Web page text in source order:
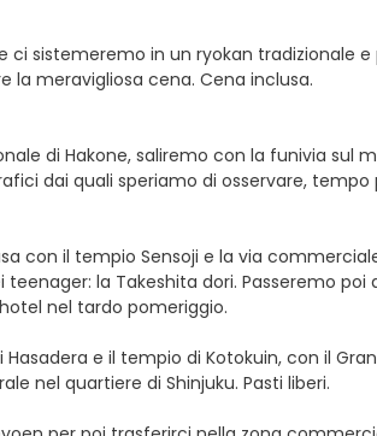
ci sistemeremo in un ryokan tradizionale
la meravigliosa cena. Cena inclusa.
di Hakone, saliremo con la funivia sul
dai quali speriamo di osservare,
con il tempio Sensoji e la via
la Takeshita dori. Passeremo poi
nel tardo pomeriggio.
e il tempio di Kotokuin, con il
nel quartiere di Shinjuku. Pasti liberi.